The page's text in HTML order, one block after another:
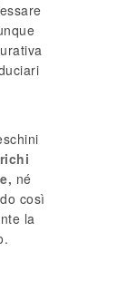
né
così
la